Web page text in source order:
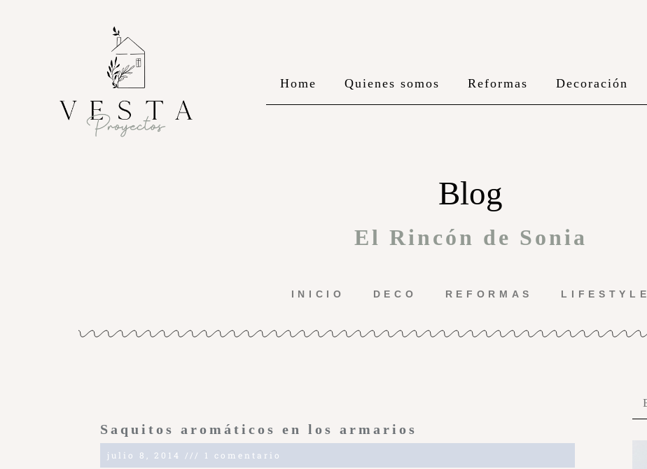
Home Quienes somos Reformas Decoración
Blog
El Rincón de Sonia
INICIO DECO REFORMAS LIFESTYLE
Saquitos aromáticos en los armarios
julio 8, 2014 1 comentario